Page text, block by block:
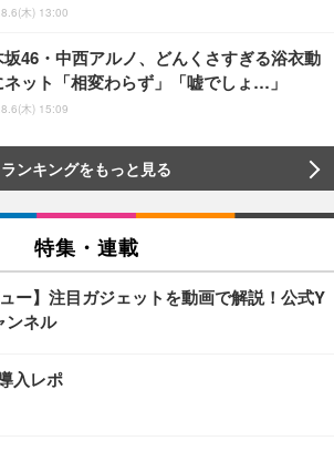
木) 13:00
坂46・中西アルノ、どんくさすぎる浴衣動
ット「相変わらず」「嘘でしょ…」
木) 15:09
ランキングをもっと見る
特集・連載
ュー】注目ガジェットを動画で解説！公式Y
ンネル
入レポ